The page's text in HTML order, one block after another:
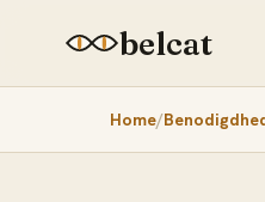
belcat
Home